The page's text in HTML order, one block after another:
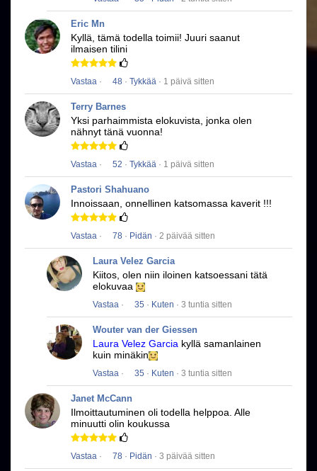
Eric Mn
Kyllä, tämä todella toimii! Juuri saanut
ilmaisen tilini
Vastaa · 48 · Tykkää · 1 päivä sitten
Terry Barnes
Yksi parhaimmista elokuvista, jonka olen
nähnyt tänä vuonna!
Vastaa · 52 · Tykkää · 1 päivä sitten
Pastori Shahuano
Innoissaan, onnellinen katsomassa kaverit !!!
Vastaa · 78 · Pidän · 2 päivää sitten
Laura Velez Garcia
Kiitos, olen niin iloinen katsoessani tätä
elokuvaa
Vastaa · 35 · Kuten · 3 tuntia sitten
Wouter van der Giessen
Laura Velez Garcia kyllä ​​samanlainen
kuin minäkin
Vastaa · 35 · Kuten · 3 tuntia sitten
Janet McCann
Ilmoittautuminen oli todella helppoa. Alle
minuutti olin koukussa
Vastaa · 78 · Pidän · 3 päivää sitten